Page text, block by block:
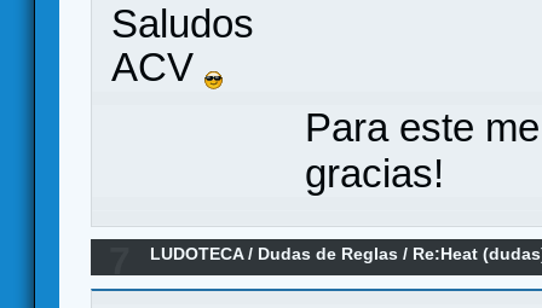
Saludos
ACV
Para este
gracias!
LUDOTECA/ Dudas de Reglas / Re:Heat